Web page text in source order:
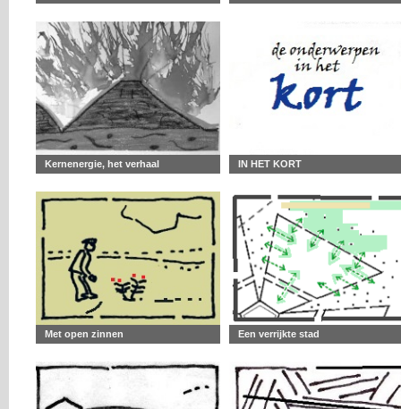
Kernenergie, het verhaal IN HET KORT
Met open zinnen Een verrijkte stad